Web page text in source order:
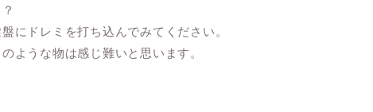
にドレミを打ち込んでみてください。
ような物は感じ難いと思います。